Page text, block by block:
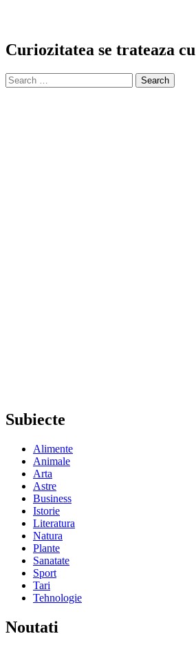
Curiozitatea se trateaza
Search
for:
Subiecte
Alimente
Animale
Arta
Astre
Business
Istorie
Literatura
Natura
Plante
Sanatate
Sport
Tari
Tehnologie
Noutati